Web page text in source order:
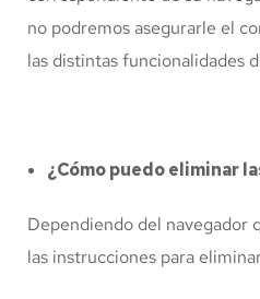
no podremos asegurarle el
las distintas funcionalidades
¿Cómo puedo eliminar
Dependiendo del navegador
las instrucciones para